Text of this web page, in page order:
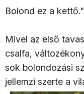
Bolond ez a kettő."
Mivel az első
csalfa,
sok bolondozási
jellemzi szerte a